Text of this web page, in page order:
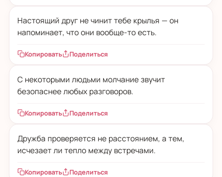
Настоящий друг не чинит тебе крылья — он
напоминает, что они вообще-то есть.
Копировать Поделиться
С некоторыми людьми молчание звучит
безопаснее любых разговоров.
Копировать Поделиться
Дружба проверяется не расстоянием, а тем,
исчезает ли тепло между встречами.
Копировать Поделиться